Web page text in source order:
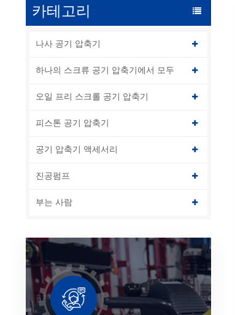
카테고리
나사 공기 압축기
하나의 스크류 공기 압축기에서 모두
오일 프리 스크롤 공기 압축기
피스톤 공기 압축기
공기 압축기 액세서리
진공펌프
부는 사람